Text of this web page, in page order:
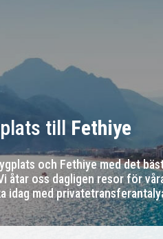
till Fethiye
och Fethiye med det
oss dagligen resor för
idag med